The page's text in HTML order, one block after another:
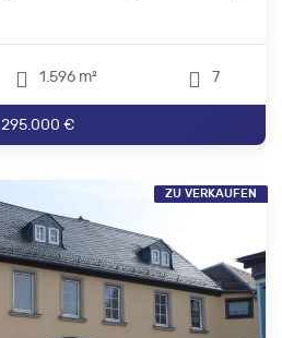
1.596 m² 7
295.000 €
ZU VERKAUFEN